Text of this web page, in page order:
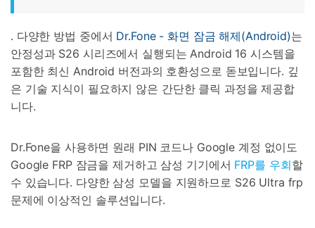
. 다양한 방법 중에서 Dr.Fone - 화면 잠금 해제(Android)는
안정성과 S26 시리즈에서 실행되는 Android 16 시스템을
포함한 최신 Android 버전과의 호환성으로 돋보입니다. 깊
은 기술 지식이 필요하지 않은 간단한 클릭 과정을 제공합
니다.
Dr.Fone을 사용하면 원래 PIN 코드나 Google 계정 없이도
Google FRP 잠금을 제거하고 삼성 기기에서 FRP를 우회할
수 있습니다. 다양한 삼성 모델을 지원하므로 S26 Ultra frp
문제에 이상적인 솔루션입니다.